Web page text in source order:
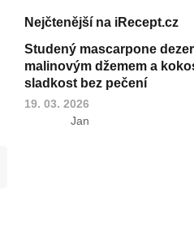
Nejčtenější na iRecept.cz
Studený mascarpone
malinovým džemem a
sladkost bez pečení
19. 03. 2026
Jan